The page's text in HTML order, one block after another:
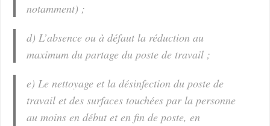
notamment) ;
d) L’absence ou à défaut la réduction au
maximum du partage du poste de travail ;
e) Le nettoyage et la désinfection du poste de
travail et des surfaces touchées par la personne
au moins en début et en fin de poste, en